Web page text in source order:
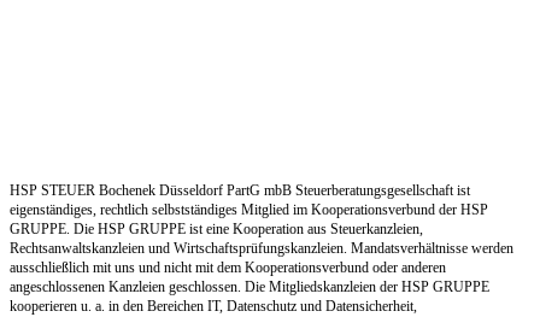
HSP STEUER Bochenek Düsseldorf PartG mbB Steuerberatungsgesellschaft ist
eigenständiges, rechtlich selbstständiges Mitglied im Kooperationsverbund der HSP
GRUPPE. Die HSP GRUPPE ist eine Kooperation aus Steuerkanzleien,
Rechtsanwaltskanzleien und Wirtschaftsprüfungskanzleien. Mandatsverhältnisse werden
ausschließlich mit uns und nicht mit dem Kooperationsverbund oder anderen
angeschlossenen Kanzleien geschlossen. Die Mitgliedskanzleien der HSP GRUPPE
kooperieren u. a. in den Bereichen IT, Datenschutz und Datensicherheit,